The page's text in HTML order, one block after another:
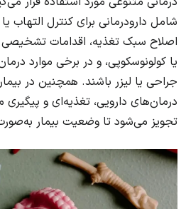
شامل دارودرمانی برای کنترل التهاب
اصلاح سبک تغذیه، اقدامات تشخیصی
یا کولونوسکوپی، و در برخی موارد
جراحی یا لیزر باشند. همچنین در
درمان‌های دارویی، تغذیه‌ای و
تجویز می‌شود تا وضعیت بیمار